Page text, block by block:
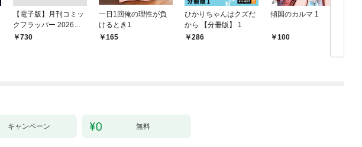
【電子版】月刊コミッ
クフラッパー 2026年9
月号
￥730
一日1回俺の理性が負
けるとき1
165
ひかりちゃんはクズだ
から 【分冊版】 1
286
傾国のカルマ 1
100
キャンペーン 無料